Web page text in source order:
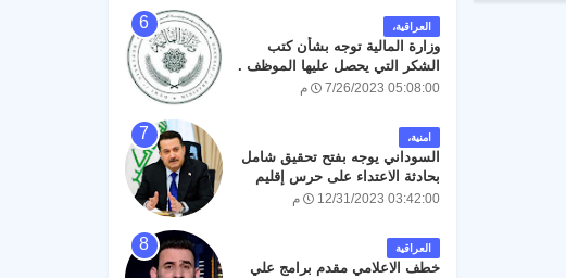
العراقية،
وزارة المالية توجه بشأن كتب
الشكر التي يحصل عليها الموظف .
7/26/2023 05:08:00 م
امنية،
السوداني يوجه بفتح تحقيق شامل
بحادثة الاعتداء على حرس إقليم
كردستان
12/31/2023 03:42:00 م
العراقية
خطف الاعلامي مقدم برامج علي